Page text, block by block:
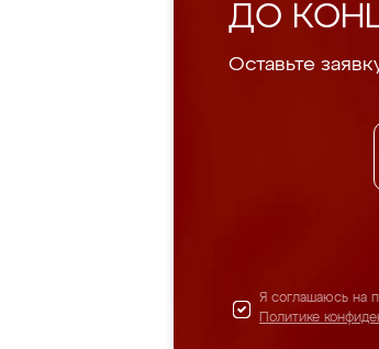
ДО
Оставьте
Я соглашаюсь на
Политике